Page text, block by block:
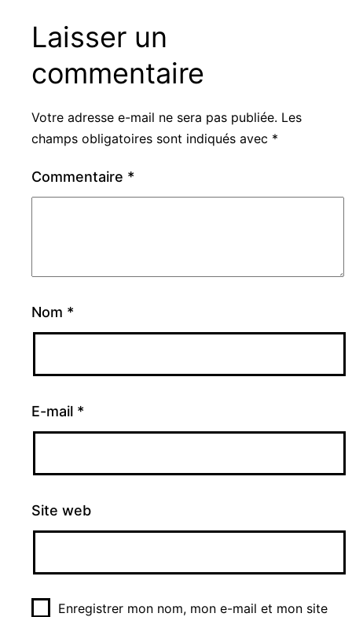
Laisser un
commentaire
Votre adresse e-mail ne sera pas publiée. Les
champs obligatoires sont indiqués avec *
Commentaire *
Nom *
E-mail *
Site web
Enregistrer mon nom, mon e-mail et mon site